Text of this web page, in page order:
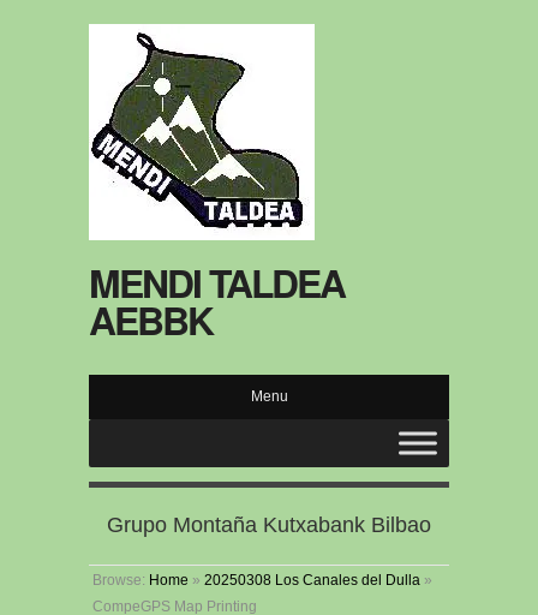
MENDI TALDEA
AEBBK
Menu
Grupo Montaña Kutxabank Bilbao
Browse: Home » 20250308 Los Canales del Dulla »
CompeGPS Map Printing